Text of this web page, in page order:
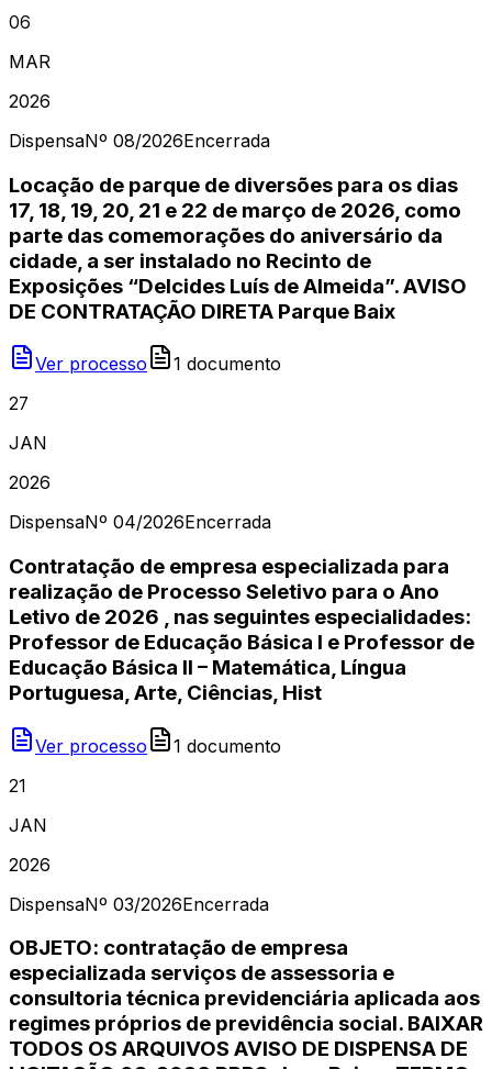
06
MAR
2026
DispensaNº 08/2026Encerrada
Locação de parque de diversões para os dias
17, 18, 19, 20, 21 e 22 de março de 2026, como
parte das comemorações do aniversário da
cidade, a ser instalado no Recinto de
Exposições “Delcides Luís de Almeida”. AVISO
DE CONTRATAÇÃO DIRETA Parque Baix
Ver processo 1 documento
27
JAN
2026
DispensaNº 04/2026Encerrada
Contratação de empresa especializada para
realização de Processo Seletivo para o Ano
Letivo de 2026 , nas seguintes especialidades:
Professor de Educação Básica I e Professor de
Educação Básica II – Matemática, Língua
Portuguesa, Arte, Ciências, Hist
Ver processo 1 documento
21
JAN
2026
DispensaNº 03/2026Encerrada
OBJETO: contratação de empresa
especializada serviços de assessoria e
consultoria técnica previdenciária aplicada aos
regimes próprios de previdência social. BAIXAR
TODOS OS ARQUIVOS AVISO DE DISPENSA DE